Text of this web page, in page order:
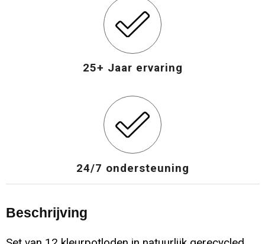
25+ Jaar ervaring
24/7 ondersteuning
Beschrijving